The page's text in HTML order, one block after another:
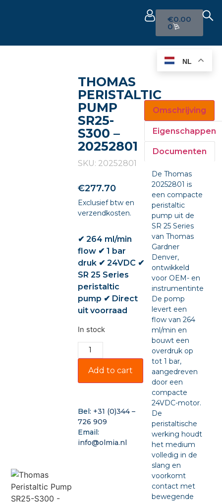
€0.00
0
THOMAS
PERISTALTIC
PUMP
SR25-
S300 –
20252801
SKU: 20252801
€277.70
Exclusief btw en
verzendkosten.
✔ 264 ml/min
flow ✔ 1 bar
druk ✔ 24VDC ✔
SR 25 Series
peristaltic
pump ✔ Direct
uit voorraad
In stock
Add to cart
Bel: +31 (0)344 –
726 909
Email:
info@olmia.nl
Omschrijving
Eigenschappen
Documenten
De Thomas
20252801 is
een compacte
peristaltic
pump uit de
SR 25 Series
van Thomas
Gardner
Denver,
ontwikkeld
voor OEM- en
De pomp
levert een
flow van 264
ml/min en
bouwt een
overdruk op
tot 1 bar,
aangedreven
door een
compacte
24VDC-motor.
De
peristaltische
werking houdt
het medium
volledig in de
slang en
voorkomt
contact met
bewegende
NL